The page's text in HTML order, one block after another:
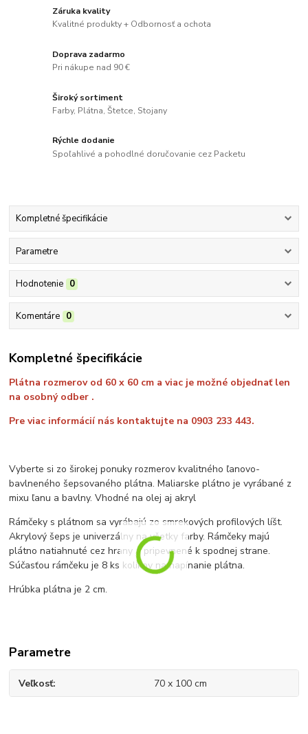
Záruka kvality
Kvalitné produkty + Odbornosť a ochota
Doprava zadarmo
Pri nákupe nad 90 €
Široký sortiment
Farby, Plátna, Štetce, Stojany
Rýchle dodanie
Spoľahlivé a pohodlné doručovanie cez Packetu
Kompletné špecifikácie
Parametre
Hodnotenie 0
Komentáre 0
Kompletné špecifikácie
Plátna rozmerov od 60 x 60 cm a viac je možné objednať len
na osobný odber .
Pre viac informácií nás kontaktujte na 0903 233 443.
Vyberte si zo širokej ponuky rozmerov kvalitného ľanovo-
bavlneného šepsovaného plátna. Maliarske plátno je vyrábané z
mixu ľanu a bavlny. Vhodné na olej aj akryl
Rámčeky s plátnom sa vyrábajú zo smrekových profilových líšt.
Akrylový šeps je univerzálny na všetky farby. Rámčeky majú
plátno natiahnuté cez hrany a pripevnené k spodnej strane.
Súčasťou rámčeku je 8 ks kolíkov na napínanie plátna.
Hrúbka plátna je 2 cm.
Parametre
Veľkosť 70 x 100 cm